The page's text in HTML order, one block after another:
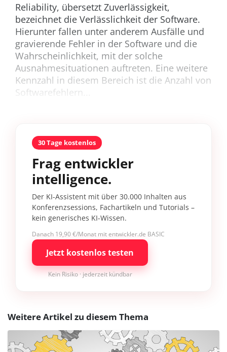
Reliability, übersetzt Zuverlässigkeit,
bezeichnet die Verlässlichkeit der Software.
Hierunter fallen unter anderem Ausfälle und
gravierende Fehler in der Software und die
Wahrscheinlichkeit, mit der solche
Ausnahmesituationen auftreten. Eine weitere
Kennzahl in diesem Bereich ist die Anzahl von
Softwarefehlern...
30 Tage kostenlos
Frag entwickler
intelligence.
Der KI-Assistent mit über 30.000 Inhalten aus
Konferenzsessions, Fachartikeln und Tutorials –
kein generisches KI-Wissen.
Danach 19,90 €/Monat mit entwickler.de BASIC
Jetzt kostenlos testen
Kein Risiko · jederzeit kündbar
Weitere Artikel zu diesem Thema